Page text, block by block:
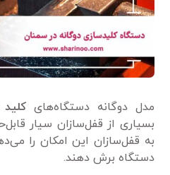
مدل دوگانه دستگاه‌های
بسیاری از قفل‌سازان سیار
به قفل‌سازان این امکان را
دستگاه برش دهند.